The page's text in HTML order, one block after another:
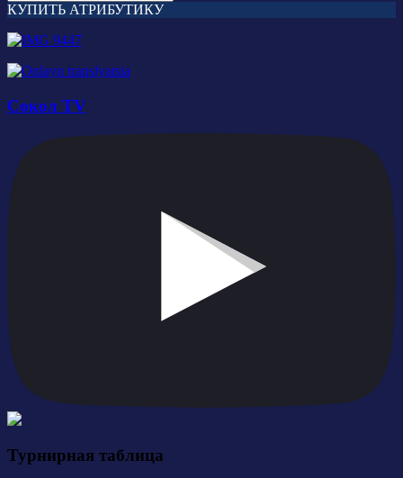
КУПИТЬ АТРИБУТИКУ
Сокол TV
Турнирная таблица